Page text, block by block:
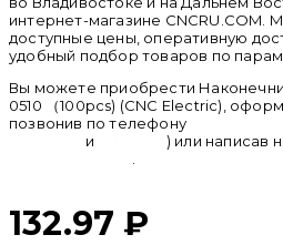
интернет-магазине CNCRU.COM.
доступные цены, оперативную
удобный подбор товаров по
Вы можете приобрести
0510 （100pcs) (CNC Electric),
позвонив по телефону
и
) или написав
132.97₽